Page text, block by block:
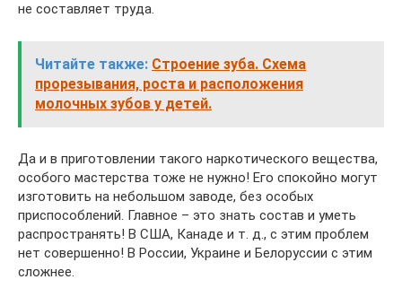
не составляет труда.
Читайте также: Строение зуба. Схема
прорезывания, роста и расположения
молочных зубов у детей.
Да и в приготовлении такого наркотического вещества,
особого мастерства тоже не нужно! Его спокойно могут
изготовить на небольшом заводе, без особых
приспособлений. Главное – это знать состав и уметь
распространять! В США, Канаде и т. д., с этим проблем
нет совершенно! В России, Украине и Белоруссии с этим
сложнее.